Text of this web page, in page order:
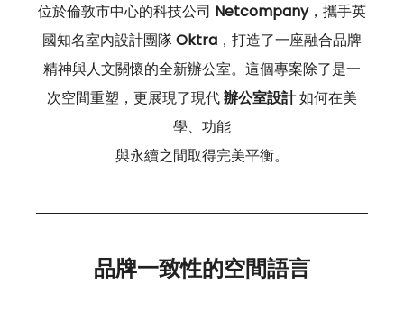
位於倫敦市中心的科技公司 Netcompany，攜手英
國知名室內設計團隊 Oktra ，打造了一座融合品牌
精神與人文關懷的全新辦公室。這個專案除了是一
次空間重塑，更展現了現代 辦公室設計 如何在美
學、功能
與永續之間取得完美平衡。
品牌一致性的空間語言